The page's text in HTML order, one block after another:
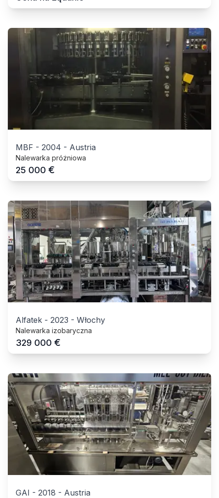
MBF - 2004 - Austria
Nalewarka próżniowa
25 000 €
Alfatek - 2023 - Włochy
Nalewarka izobaryczna
329 000 €
GAI - 2018 - Austria